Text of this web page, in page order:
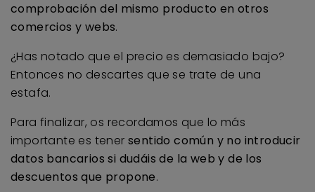
comprobación del mismo producto en otros
comercios y webs.
¿Has notado que el precio es demasiado bajo?
Entonces no descartes que se trate de una
estafa.
Para finalizar, os recordamos que lo más
importante es tener sentido común y no introducir
datos bancarios si dudáis de la web y de los
descuentos que propone.